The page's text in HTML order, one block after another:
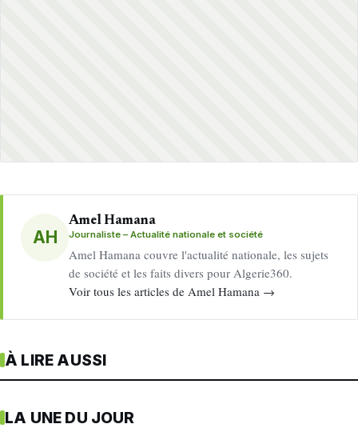
AH
Amel Hamana
Journaliste – Actualité nationale et société
Amel Hamana couvre l'actualité nationale, les sujets
de société et les faits divers pour Algerie360.
Voir tous les articles de Amel Hamana →
À LIRE AUSSI
LA UNE DU JOUR